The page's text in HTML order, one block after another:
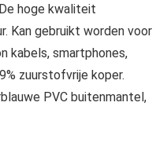
hoge kwaliteit
Kan gebruikt worden voor
kabels, smartphones,
zuurstofvrije koper.
PVC buitenmantel,